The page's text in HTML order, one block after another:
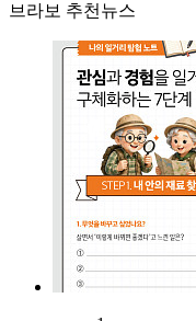
브라보 추천뉴스